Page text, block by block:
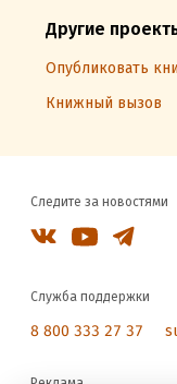
Другие
Опубликовать
Книжный вызов
Следите за новостями
Служба поддержки
8 800 333 27 37